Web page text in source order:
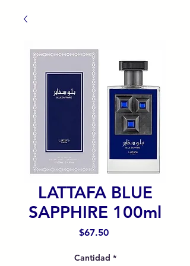
LATTAFA BLUE
SAPPHIRE 100ml
$67.50Precio
Cantidad *